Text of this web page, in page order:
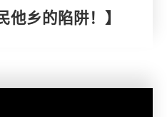
他乡的陷阱！】